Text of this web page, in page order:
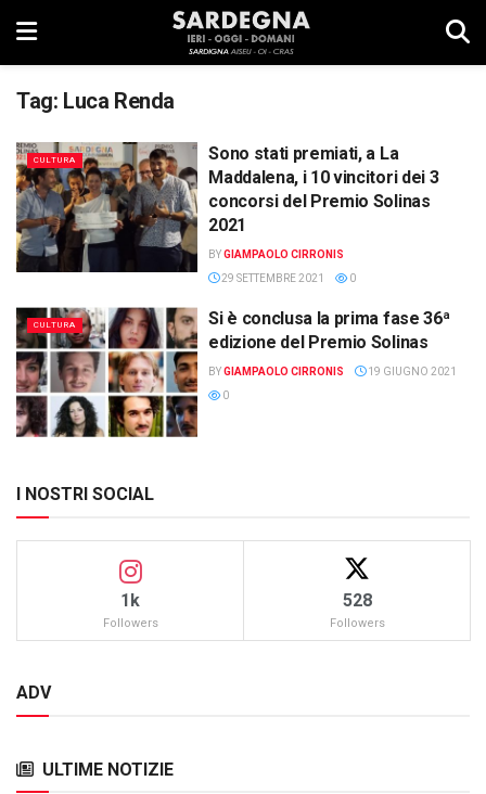
Tag: Luca Renda
CULTURA
Sono stati premiati, a La
Maddalena, i 10 vincitori dei 3
concorsi del Premio Solinas
2021
BYGIAMPAOLO CIRRONIS
29 SETTEMBRE 2021
0
CULTURA
Si è conclusa la prima fase 36ª
edizione del Premio Solinas
BYGIAMPAOLO CIRRONIS
19 GIUGNO 2021
0
I NOSTRI SOCIAL
1k
Followers
528
Followers
ADV
ULTIME NOTIZIE